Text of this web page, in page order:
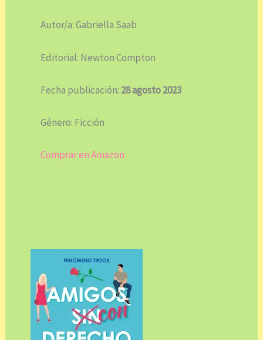
Autor/a: Gabriella Saab
Editorial: Newton Compton
Fecha publicación: 28 agosto 2023
Género: Ficción
Comprar en Amazon